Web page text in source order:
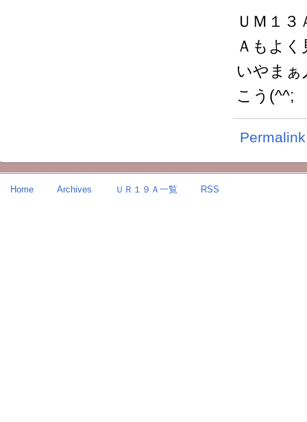
ＵＭ１
Ａもよ
いやま
こう(^^;
Permalink
Home Archives ＵＲ１９Ａ一覧 RSS